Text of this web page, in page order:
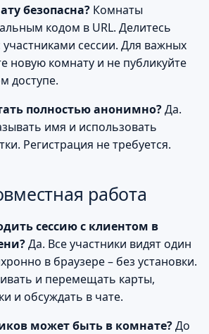
безопасна? Комнаты
кодом в URL. Делитесь
участниками сессии. Для важных
новую комнату и не публикуйте
доступе.
полностью анонимно?Да.
имя и использовать
Регистрация не требуется.
работа
сессию с клиентом в
Да. Все участники видят один
в браузере – без установки.
и перемещать карты,
и обсуждать в чате.
может быть в комнате?До